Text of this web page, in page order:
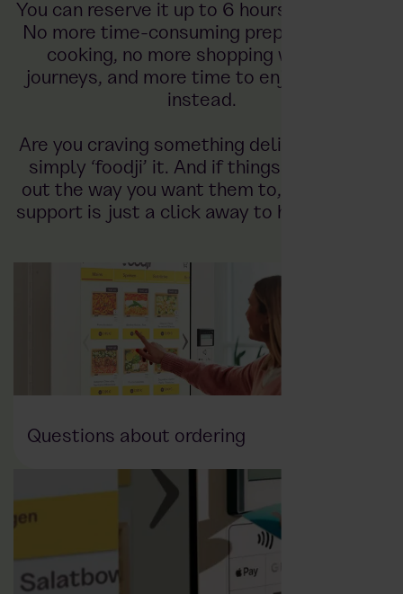
You can reserve it up to 6 hours in advance.
No more time-consuming preparation and
cooking, no more shopping with long
journeys, and more time to enjoy yourself
instead.
Are you craving something delicious? Then
simply ‘foodji’ it. And if things don't work
out the way you want them to, our remote
support is just a click away to help you out.
Questions about ordering